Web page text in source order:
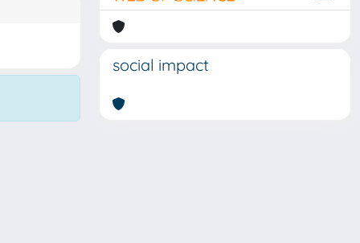
social impact